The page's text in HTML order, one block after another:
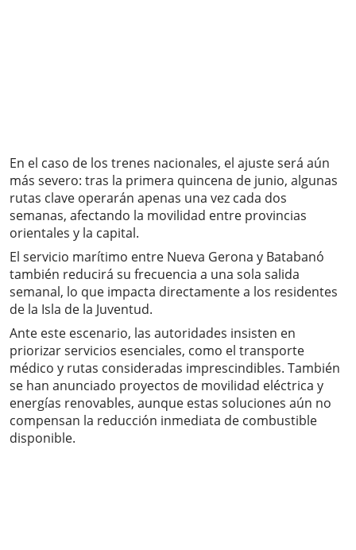
En el caso de los trenes nacionales, el ajuste será aún
más severo: tras la primera quincena de junio, algunas
rutas clave operarán apenas una vez cada dos
semanas, afectando la movilidad entre provincias
orientales y la capital.
El servicio marítimo entre Nueva Gerona y Batabanó
también reducirá su frecuencia a una sola salida
semanal, lo que impacta directamente a los residentes
de la Isla de la Juventud.
Ante este escenario, las autoridades insisten en
priorizar servicios esenciales, como el transporte
médico y rutas consideradas imprescindibles. También
se han anunciado proyectos de movilidad eléctrica y
energías renovables, aunque estas soluciones aún no
compensan la reducción inmediata de combustible
disponible.